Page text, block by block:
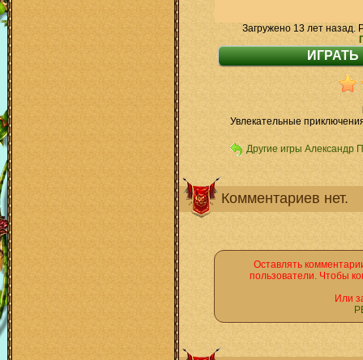
Загружено 13 лет назад.
Увлекательные
Другие игры Александр
Комментариев нет.
Оставлять
пользователи. Чтобы
Или